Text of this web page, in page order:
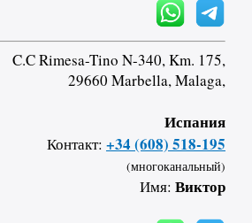
C.C Rimesa-Tino N-340, Km. 175,
29660 Marbella, Malaga,
Испания
Контакт: +34 (608) 518-195
(многоканальный)
Имя: Виктор